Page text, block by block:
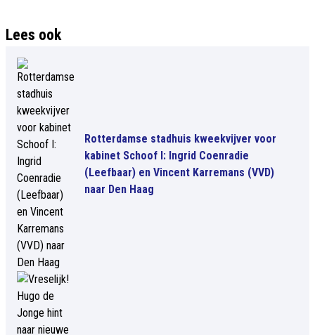
Lees ook
Rotterdamse stadhuis kweekvijver voor
kabinet Schoof I: Ingrid Coenradie
(Leefbaar) en Vincent Karremans (VVD)
naar Den Haag